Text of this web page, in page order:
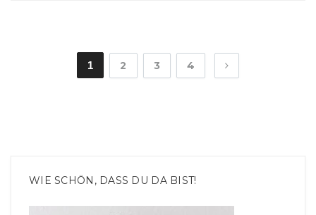
1 2 3 4
WIE SCHÖN, DASS DU DA BIST!